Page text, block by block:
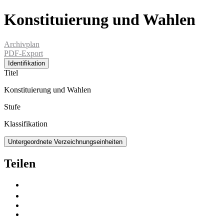
Konstituierung und Wahlen
Archivplan
PDF-Export
Identifikation
Titel
Konstituierung und Wahlen
Stufe
Klassifikation
Untergeordnete Verzeichnungseinheiten
Teilen